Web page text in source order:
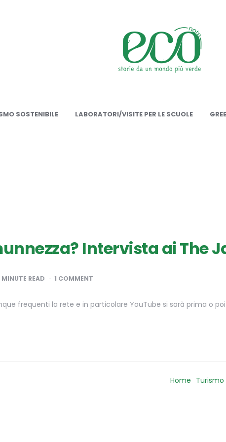
SOSTENIBILE LABORATORI/VISITE PER LE SCUOLE
Intervista ai The
MINUTE READ 1 COMMENT
frequenti la rete e in particolare YouTube si sarà prima o
Home